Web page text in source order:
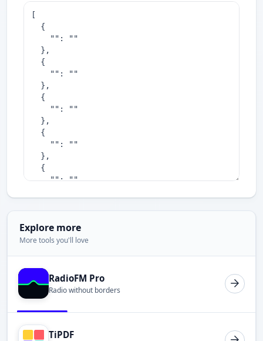
Explore more
More tools you'll love
RadioFM Pro
Radio without borders
TiPDF